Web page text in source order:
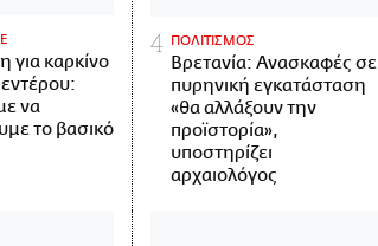
για καρκίνο
να
το βασικό
ΠΟΛΙΤΙΣΜΟΣ
Βρετανία: Ανασκαφές σε
πυρηνική εγκατάσταση
«θα αλλάξουν την
προϊστορία»,
υποστηρίζει
αρχαιολόγος